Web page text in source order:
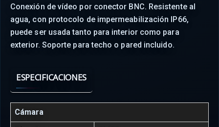
Conexión de vídeo por conector BNC. Resistente al
agua, con protocolo de impermeabilización IP66,
puede ser usada tanto para interior como para
exterior. Soporte para techo o pared incluido.
ESPECIFICACIONES
Cámara